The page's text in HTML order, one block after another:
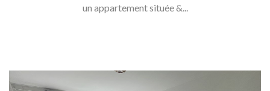
un appartement située &...